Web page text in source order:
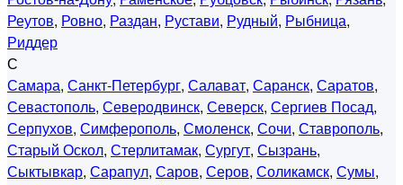
Реутов, Ровно, Раздан, Рустави, Рудный, Рыбница,
Риддер
С
Самара, Санкт-Петербург, Салават, Саранск, Саратов,
Севастополь, Северодвинск, Северск, Сергиев Посад,
Серпухов, Симферополь, Смоленск, Сочи, Ставрополь,
Старый Оскол, Стерлитамак, Сургут, Сызрань,
Сыктывкар, Сарапул, Саров, Серов, Соликамск, Сумы,